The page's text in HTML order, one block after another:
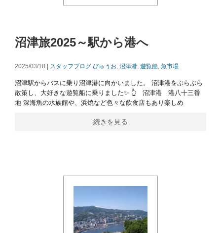
沼津旅2025～駅から港へ
2025/03/18 | スタッフブログ びゅうお, 沼津港, 遊覧船, 魚市場
沼津駅からバスに乗り沼津港に向かいました。 沼津港をぶらぶら
散策し、大好きな遊覧船に乗りました✨ 👆 沼津港 港八十三番
地 深海魚の水族館や、浜焼など色々な飲食店もあり楽しめ
続きを見る